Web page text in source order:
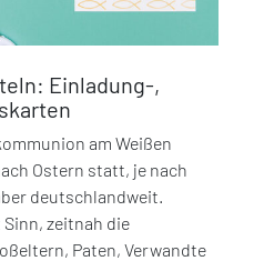
Einladung-,
am Weißen
Ostern statt, je nach
deutschlandweit.
zeitnah die
Paten, Verwandte